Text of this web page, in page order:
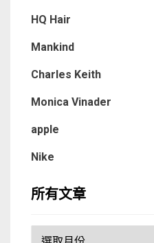
HQ Hair
Mankind
Charles Keith
Monica Vinader
apple
Nike
所有文章